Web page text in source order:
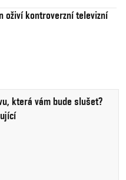
oživí kontroverzní televizní
která vám bude slušet?